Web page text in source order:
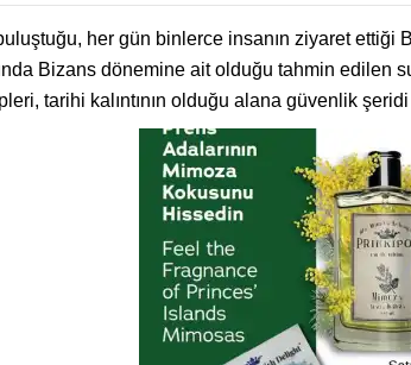
her gün binlerce insanın ziyaret ettiği
Bizans dönemine ait olduğu tahmin edilen su
tarihi kalıntının olduğu alana güvenlik